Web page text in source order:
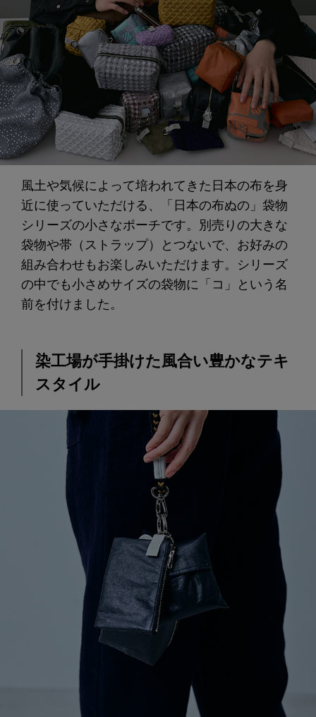
風土や気候によって培われてきた日本の布を身
近に使っていただける、「日本の布ぬの」袋物
シリーズの小さなポーチです。別売りの大きな
袋物や帯（ストラップ）とつないで、お好みの
組み合わせもお楽しみいただけます。シリーズ
の中でも小さめサイズの袋物に「コ」という名
前を付けました。
染工場が手掛けた風合い豊かなテキ
スタイル